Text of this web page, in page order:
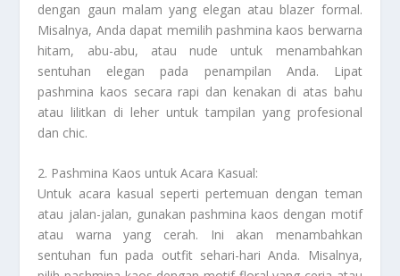
dengan gaun malam yang elegan atau blazer formal.
Misalnya, Anda dapat memilih pashmina kaos berwarna
hitam, abu-abu, atau nude untuk menambahkan
sentuhan elegan pada penampilan Anda. Lipat
pashmina kaos secara rapi dan kenakan di atas bahu
atau lilitkan di leher untuk tampilan yang profesional
dan chic.
2. Pashmina Kaos untuk Acara Kasual:
Untuk acara kasual seperti pertemuan dengan teman
atau jalan-jalan, gunakan pashmina kaos dengan motif
atau warna yang cerah. Ini akan menambahkan
sentuhan fun pada outfit sehari-hari Anda. Misalnya,